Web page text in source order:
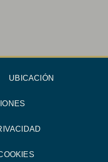
UBICACIÓN